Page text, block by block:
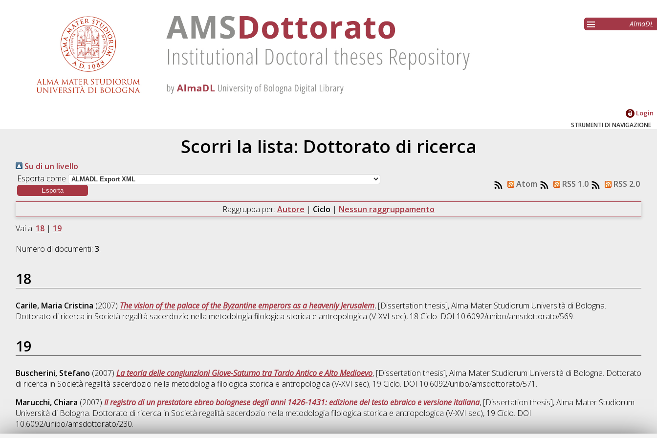
AlmaDL
Login
STRUMENTI DI NAVIGAZIONE
Scorri la lista: Dottorato di ricerca
Su di un livello
Esporta come
Atom RSS 1.0 RSS 2.0
Raggruppa per: Autore | Ciclo | Nessun raggruppamento
Vai a: 18| 19
Numero di documenti: 3.
18
Carile, Maria Cristina (2007) The vision of the palace of the Byzantine emperors as a heavenly Jerusalem, [Dissertation thesis], Alma Mater Studiorum Università di Bologna.
Dottorato di ricerca in Società regalità sacerdozio nella metodologia filologica storica e antropologica (V-XVI sec), 18 Ciclo. DOI 10.6092/unibo/amsdottorato/569.
19
Buscherini, Stefano (2007) La teoria delle congiunzioni Giove-Saturno tra Tardo Antico e Alto Medioevo, [Dissertation thesis], Alma Mater Studiorum Università di Bologna. Dottorato
di ricerca in Società regalità sacerdozio nella metodologia filologica storica e antropologica (V-XVI sec), 19 Ciclo. DOI 10.6092/unibo/amsdottorato/571.
Marucchi, Chiara (2007) Il registro di un prestatore ebreo bolognese degli anni 1426-1431: edizione del testo ebraico e versione italiana, [Dissertation thesis], Alma Mater Studiorum
Università di Bologna. Dottorato di ricerca in Società regalità sacerdozio nella metodologia filologica storica e antropologica (V-XVI sec), 19 Ciclo. DOI
10.6092/unibo/amsdottorato/230.